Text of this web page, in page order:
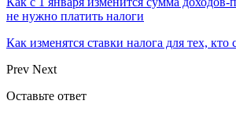
не нужно платить налоги
Как изменятся ставки налога для тех, кто
Prev Next
Оставьте ответ